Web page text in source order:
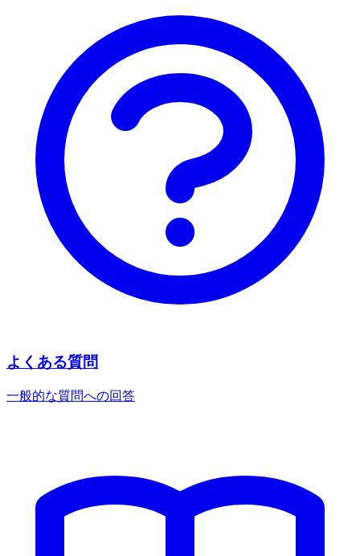
よくある質問
一般的な質問への回答